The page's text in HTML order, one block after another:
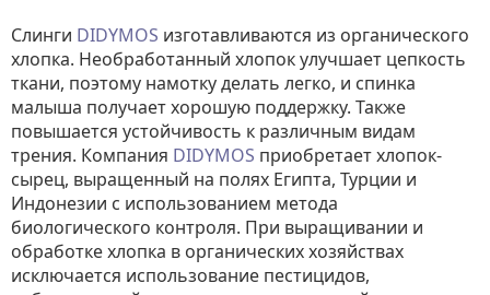
Слинги DIDYMOS изготавливаются из органического
хлопка. Необработанный хлопок улучшает цепкость
ткани, поэтому намотку делать легко, и спинка
малыша получает хорошую поддержку. Также
повышается устойчивость к различным видам
трения. Компания DIDYMOS приобретает хлопок-
сырец, выращенный на полях Египта, Турции и
Индонезии с использованием метода
биологического контроля. При выращивании и
обработке хлопка в органических хозяйствах
исключается использование пестицидов,